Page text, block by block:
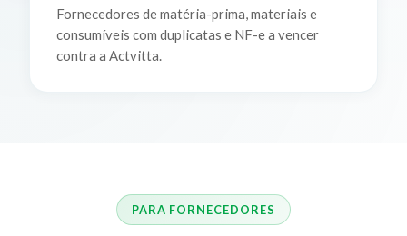
Fornecedores de matéria-prima, materiais e
consumíveis com duplicatas e NF-e a vencer
contra a Actvitta.
PARA FORNECEDORES